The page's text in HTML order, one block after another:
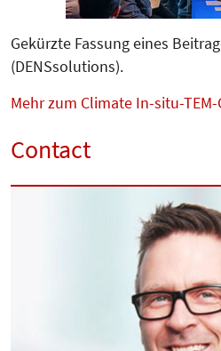
Gekürzte Fassung eines
(DENSsolutions).
Mehr zum Climate In-situ-
Contact